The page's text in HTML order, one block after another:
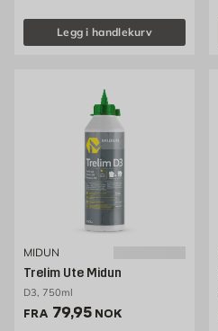
Legg i handlekurv
MIDUN
Trelim Ute Midun
D3, 750ml
FRA Pris 79.95 NOK /stk
79,95 NOK